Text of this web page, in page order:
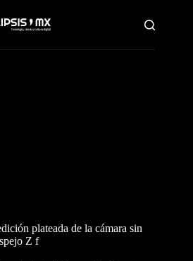
plateada de la cámara sin
Z f